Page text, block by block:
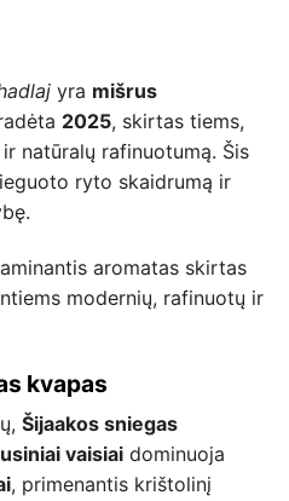
yra mišrus
2025, skirtas tiems,
natūralų rafinuotumą. Šis
ryto skaidrumą ir
aromatas skirtas
modernių, rafinuotų ir
kvapas
Šijaakos sniegas
vaisiai dominuoja
, primenantis krištolinį